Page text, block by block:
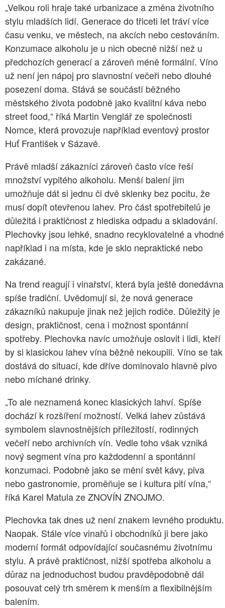
„Velkou roli hraje také urbanizace a změna životního
stylu mladších lidí. Generace do třiceti let tráví více
času venku, ve městech, na akcích nebo cestováním.
Konzumace alkoholu je u nich obecně nižší než u
předchozích generací a zároveň méně formální. Víno
už není jen nápoj pro slavnostní večeři nebo dlouhé
posezení doma. Stává se součástí běžného
městského života podobně jako kvalitní káva nebo
street food,“ říká Martin Venglář ze společnosti
Nomce, která provozuje například eventový prostor
Huť František v Sázavě.
Právě mladší zákazníci zároveň často více řeší
množství vypitého alkoholu. Menší balení jim
umožňuje dát si jednu či dvě sklenky bez pocitu, že
musí dopít otevřenou lahev. Pro část spotřebitelů je
důležitá i praktičnost z hlediska odpadu a skladování.
Plechovky jsou lehké, snadno recyklovatelné a vhodné
například i na místa, kde je sklo nepraktické nebo
zakázané.
Na trend reagují i vinařství, která byla ještě donedávna
spíše tradiční. Uvědomují si, že nová generace
zákazníků nakupuje jinak než jejich rodiče. Důležitý je
design, praktičnost, cena i možnost spontánní
spotřeby. Plechovka navíc umožňuje oslovit i lidi, kteří
by si klasickou lahev vína běžně nekoupili. Víno se tak
dostává do situací, kde dříve dominovalo hlavně pivo
nebo míchané drinky.
„To ale neznamená konec klasických lahví. Spíše
dochází k rozšíření možností. Velká lahev zůstává
symbolem slavnostnějších příležitostí, rodinných
večeří nebo archivních vín. Vedle toho však vzniká
nový segment vína pro každodenní a spontánní
konzumaci. Podobně jako se mění svět kávy, piva
nebo gastronomie, proměňuje se i kultura pití vína,“
říká Karel Matula ze ZNOVÍN ZNOJMO.
Plechovka tak dnes už není znakem levného produktu.
Naopak. Stále více vinařů i obchodníků ji bere jako
moderní formát odpovídající současnému životnímu
stylu. A právě praktičnost, nižší spotřeba alkoholu a
důraz na jednoduchost budou pravděpodobně dál
posouvat celý trh směrem k menším a flexibilnějším
balením.